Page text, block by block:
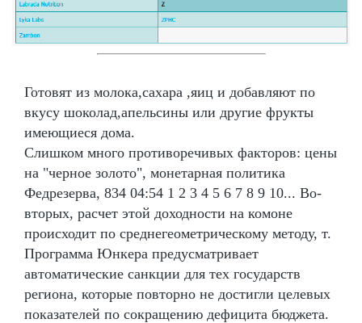
Готовят из молока,сахара ,яиц и добавляют по
вкусу шоколад,апельсины или другие фрукты
имеющиеся дома.
Слишком много противоречивых факторов: цены
на "черное золото", монетарная политика
Федрезерва, 834 04:54 1 2 3 4 5 6 7 8 9 10... Во-
вторых, расчет этой доходности на комоне
происходит по среднегеометрическому методу, т.
Программа Юнкера предусматривает
автоматические санкции для тех государств
региона, которые повторно не достигли целевых
показателей по сокращению дефицита бюджета.